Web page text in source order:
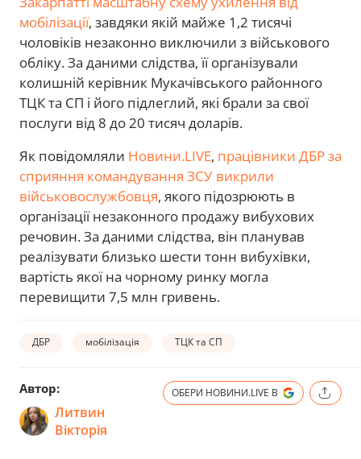
мобілізації, завдяки якій майже 1,2 тисячі
чоловіків незаконно виключили з військового
обліку. За даними слідства, її організували
колишній керівник Мукачівського районного
ТЦК та СП і його підлеглий, які брали за свої
послуги від 8 до 20 тисяч доларів.
Як повідомляли Новини.LIVE, працівники ДБР за
сприяння командування ЗСУ викрили
військовослужбовця, якого підозрюють в
організації незаконного продажу вибухових
речовин. За даними слідства, він планував
реалізувати близько шести тонн вибухівки,
вартість якої на чорному ринку могла
перевищити 7,5 млн гривень.
ДБР мобілізація ТЦК та СП
Автор:
Литвин
Вікторія
ОБЕРИ НОВИНИ.LIVE В